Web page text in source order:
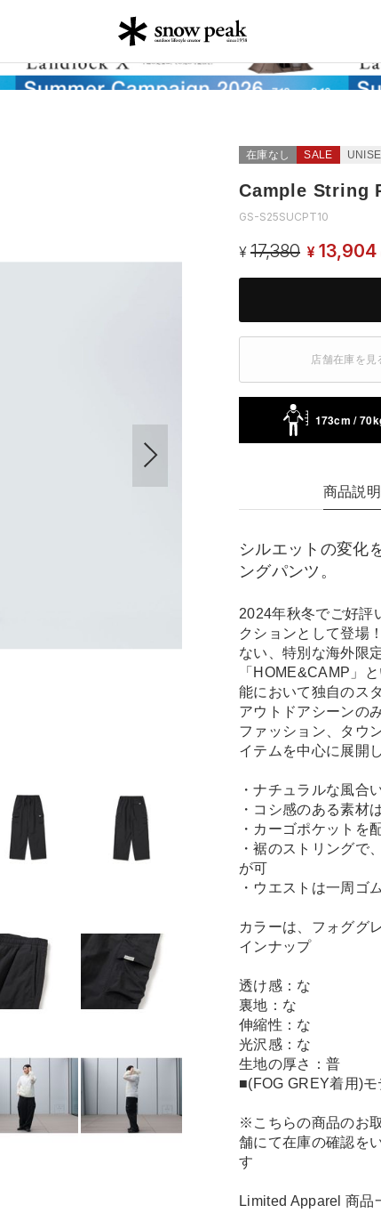
在庫なし SALE
Cample String
GS-S25SUCPT10
¥ 17,380 ¥ 13,904
店舗在庫を見
173cm /
商品説明
シルエットの変化
ングパンツ。
2024年秋冬でご好評
クションとして登場
ない、特別な海外限
「HOME&CAMP」
能において独自のス
アウトドアシーンの
ファッション、タウ
イテムを中心に展開
・ナチュラルな風合
・コシ感のある素材
・カーゴポケットを
・裾のストリングで
が可
・ウエストは一周ゴ
カラーは、フォググ
インナップ
透け感：な
裏地：な
伸縮性：な
光沢感：な
生地の厚さ：普
■(FOG GREY着用)
※こちらの商品のお
舗にて在庫の確認を
す
Limited Apparel 商品